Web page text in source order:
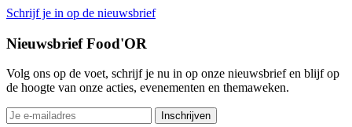
Schrijf je in op de nieuwsbrief
Nieuwsbrief Food'OR
Volg ons op de voet, schrijf je nu in op onze nieuwsbrief en blijf op
de hoogte van onze acties, evenementen en themaweken.
Inschrijven